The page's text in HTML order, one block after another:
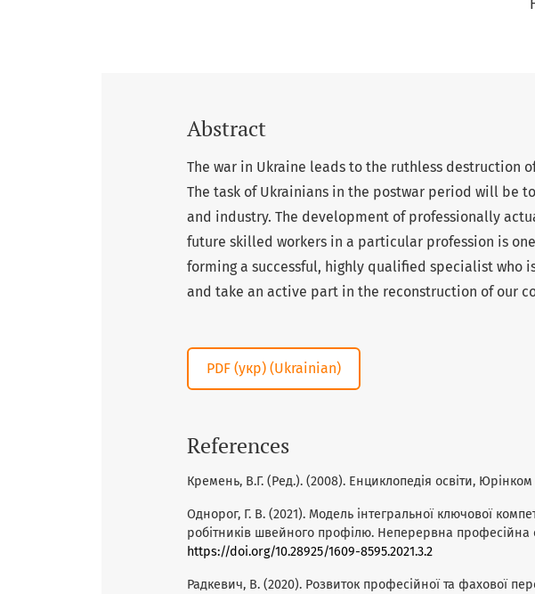
Abstract
The war in Ukraine leads to the ruthless destruction
The task of Ukrainians in the postwar period will be
and industry. The development of professionally
future skilled workers in a particular profession is
forming a successful, highly qualified specialist who
and take an active part in the reconstruction of our
PDF (укр) (Ukrainian)
References
Кремень, В.Г. (Ред.). (2008). Енциклопедія освіти, Юрінком
Однорог, Г. В. (2021). Модель інтегральної ключової
робітників швейного профілю. Неперервна професійна
https://doi.org/10.28925/1609-8595.2021.3.2
Радкевич, В. (2020). Розвиток професійної та фахової